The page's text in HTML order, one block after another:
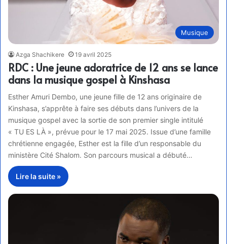
Musique
Azga Shachikere 19 avril 2025
RDC : Une jeune adoratrice de 12 ans se lance
dans la musique gospel à Kinshasa
Esther Amuri Dembo, une jeune fille de 12 ans originaire de
Kinshasa, s’apprête à faire ses débuts dans l’univers de la
musique gospel avec la sortie de son premier single intitulé
« TU ES LÀ », prévue pour le 17 mai 2025. Issue d’une famille
chrétienne engagée, Esther est la fille d’un responsable du
ministère Cité Shalom. Son parcours musical a débuté…
Lire la suite »